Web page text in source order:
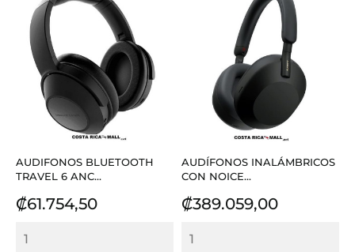
AUDIFONOS BLUETOOTH
TRAVEL 6 ANC...
Precio
₡61.754,50
AUDÍFONOS INALÁMBRICOS
CON NOICE...
Precio
₡389.059,00